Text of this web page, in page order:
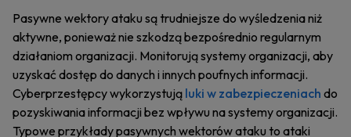
Pasywne wektory ataku są trudniejsze do wyśledzenia niż
aktywne, ponieważ nie szkodzą bezpośrednio regularnym
działaniom organizacji. Monitorują systemy organizacji, aby
uzyskać dostęp do danych i innych poufnych informacji.
Cyberprzestępcy wykorzystują luki w zabezpieczeniach do
pozyskiwania informacji bez wpływu na systemy organizacji.
Typowe przykłady pasywnych wektorów ataku to ataki